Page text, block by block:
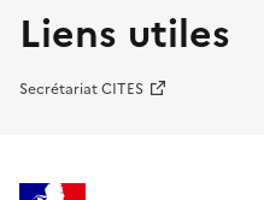
Liens utiles
Secrétariat CITES